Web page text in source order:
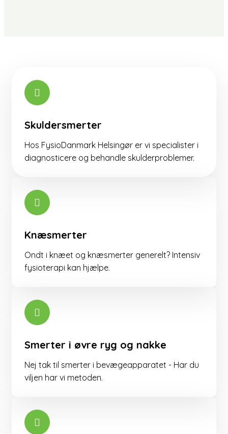
Skuldersmerter
Hos FysioDanmark Helsingør er vi specialister i
diagnosticere og behandle skulderproblemer.​​
Knæsmerter
Ondt i knæet og knæsmerter generelt? Intensiv
fysioterapi kan hjælpe.​
Smerter i øvre ryg og nakke
Nej tak til smerter i bevægeapparatet - Har du
viljen har vi metoden.